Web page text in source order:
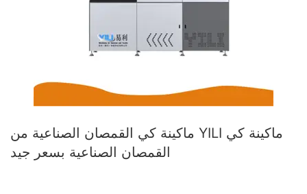
ماكينة كي القمصان الصناعية من YILI​ ماكينة كي
القمصان الصناعية​ بسعر جيد